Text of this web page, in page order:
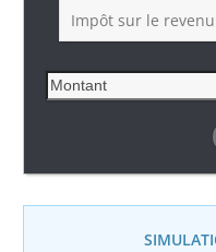
Impôt sur le revenu